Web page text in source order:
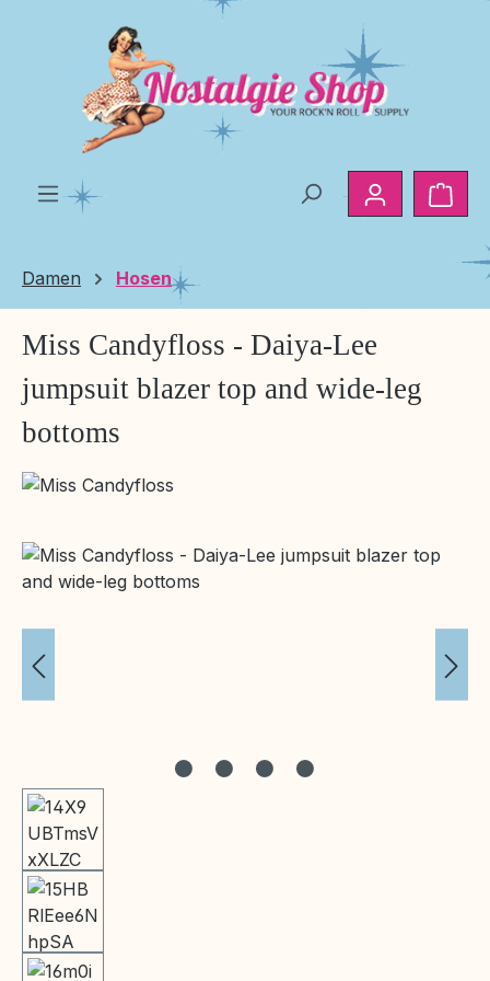
Zum Hauptinhalt springen
Damen Hosen
Miss Candyfloss - Daiya-Lee
jumpsuit blazer top and wide-leg
bottoms
Bildergalerie überspringen